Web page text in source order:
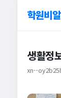
학원비
생활정
xn--